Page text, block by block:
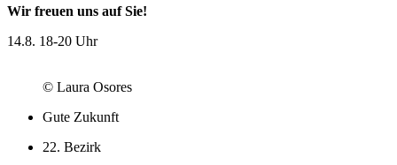
Wir freuen uns auf Sie!
14.8. 18-20 Uhr
© Laura Osores
Gute Zukunft
22. Bezirk